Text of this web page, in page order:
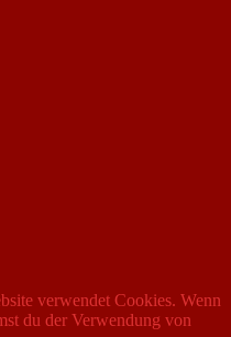
verwendet Cookies. Wenn
du der Verwendung von